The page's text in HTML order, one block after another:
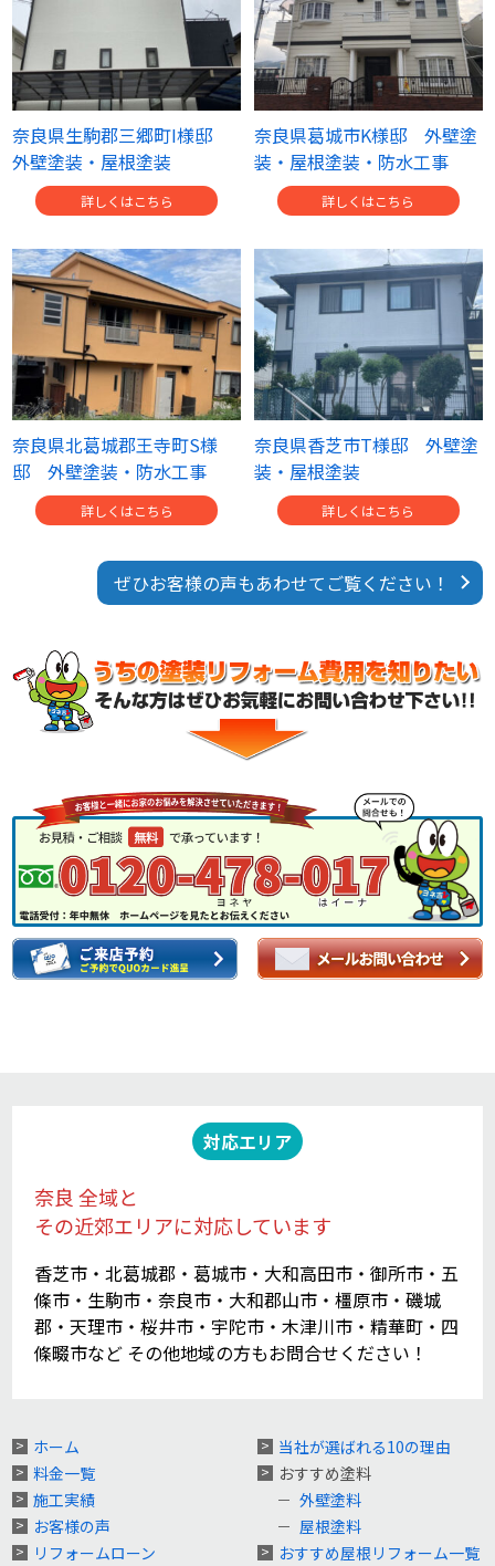
奈良県生駒郡三郷町I様邸
外壁塗装・屋根塗装
詳しくはこちら
奈良県葛城市K様邸 外壁塗
装・屋根塗装・防水工事
詳しくはこちら
奈良県北葛城郡王寺町S様
邸 外壁塗装・防水工事
詳しくはこちら
奈良県香芝市T様邸 外壁塗
装・屋根塗装
詳しくはこちら
ぜひお客様の声もあわせてご覧ください！
対応エリア
奈良 全域と
その近郊エリアに対応しています
香芝市・北葛城郡・葛城市・大和高田市・御所市・五
條市・生駒市・奈良市・大和郡山市・橿原市・磯城
郡・天理市・桜井市・宇陀市・木津川市・精華町・四
條畷市など その他地域の方もお問合せください！
ホーム
料金一覧
施工実績
お客様の声
リフォームローン
当社が選ばれる10の理由
おすすめ塗料
外壁塗料
屋根塗料
おすすめ屋根リフォーム一覧